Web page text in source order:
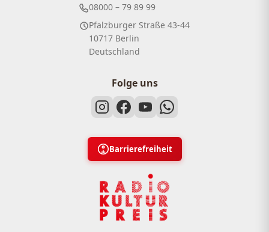
08000 – 79 89 99
Pfalzburger Straße 43-44
10717 Berlin
Deutschland
Folge uns
Barrierefreiheit